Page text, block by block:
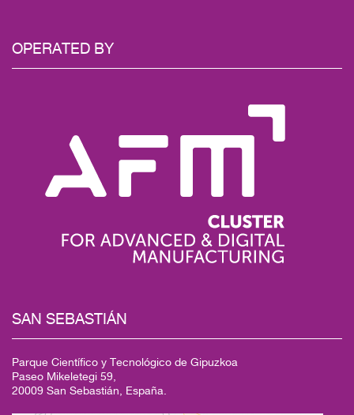
OPERATED BY
SAN SEBASTIÁN
Parque Científico y Tecnológico de Gipuzkoa
Paseo Mikeletegi 59,
20009 San Sebastián, España.